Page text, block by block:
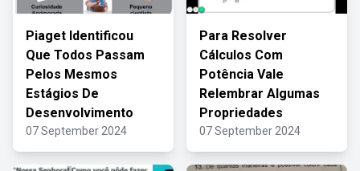
Piaget Identificou
Que Todos Passam
Pelos Mesmos
Estágios De
Desenvolvimento
07 September 2024
Para Resolver
Cálculos Com
Potência Vale
Relembrar Algumas
Propriedades
07 September 2024